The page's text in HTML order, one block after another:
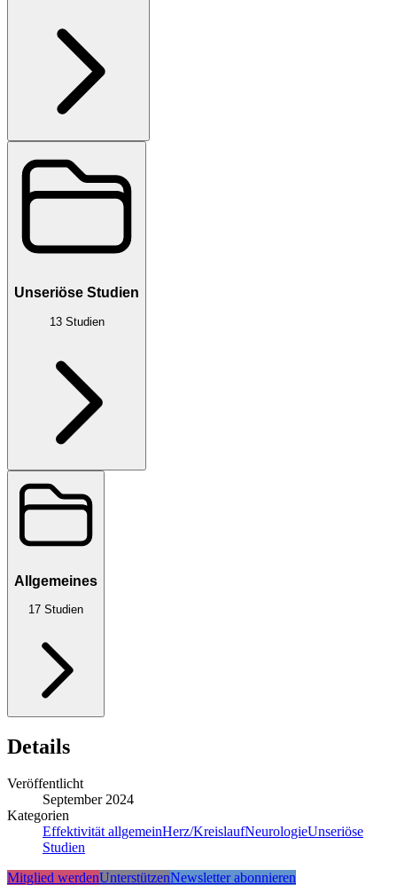
Unseriöse Studien
13 Studien
Allgemeines
17 Studien
Details
Veröffentlicht
September 2024
Kategorien
Effektivität allgemeinHerz/KreislaufNeurologieUnseriöse
Studien
Mitglied werdenUnterstützenNewsletter abonnieren